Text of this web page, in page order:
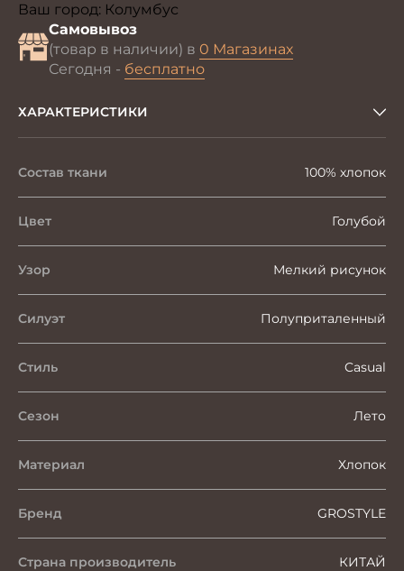
Ваш город: Колумбус
Самовывоз
(товар в наличии) в 0 Магазинах
Сегодня - бесплатно
ХАРАКТЕРИСТИКИ
Состав ткани 100% хлопок
Цвет Голубой
Узор Мелкий рисунок
Силуэт Полуприталенный
Стиль Casual
Сезон Лето
Материал Хлопок
Бренд GROSTYLE
Страна производитель КИТАЙ